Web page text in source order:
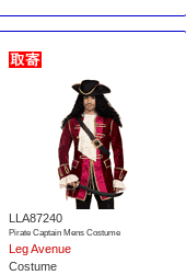
LLA87240
Pirate Captain Mens Costume
Leg Avenue
Costume